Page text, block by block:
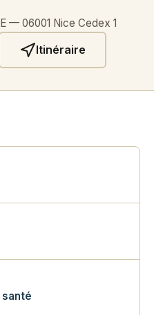
— 06001 Nice Cedex 1
Itinéraire